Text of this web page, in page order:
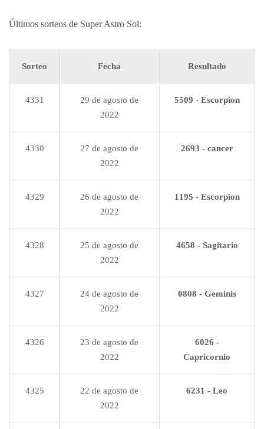
Últimos sorteos de Super Astro Sol:
Sorteo Fecha Resultado
4331
29 de agosto de
2022
5509 - Escorpion
4330
27 de agosto de
2022
2693 - cancer
4329
26 de agosto de
2022
1195 - Escorpion
4328
25 de agosto de
2022
4658 - Sagitario
4327
24 de agosto de
2022
0808 - Geminis
4326
23 de agosto de
2022
6026 -
Capricornio
4325
22 de agosto de
2022
6231 - Leo